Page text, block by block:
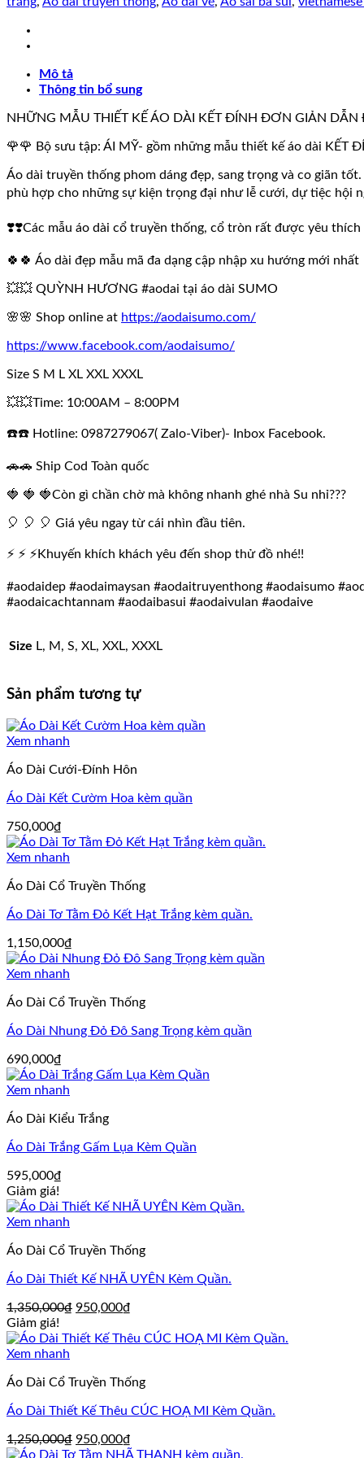
Kèm
Quần.
lượngMô tả
Thông tin bổ sung
NHỮNG MẪU THIẾT KẾ ÁO DÀI KẾT ĐÍNH ĐƠN GIẢN
🌹🌹 Bộ sưu tập: ÁI MỸ- gồm những mẫu thiết kế áo dài KẾT
Áo dài truyền thống phom dáng đẹp, sang trọng và co giãn
phù hợp cho những sự kiện trọng đại như lễ cưới, dự tiệc hội
❣️❣️Các mẫu áo dài cổ truyền thống, cổ tròn rất được yêu
🍀🍀 Áo dài đẹp mẫu mã đa dạng cập nhập xu hướng mới nhất
💥💥 QUỲNH HƯƠNG #aodai tại áo dài SUMO
🌸🌸 Shop online at https://aodaisumo.com/
https://www.facebook.com/aodaisumo/
Size S M L XL XXL XXXL
💥💥Time: 10:00AM – 8:00PM
☎️☎️ Hotline: 0987279067( Zalo-Viber)- Inbox Facebook.
🚗🚗 Ship Cod Toàn quốc
🍓 🍓 🍓Còn gì chần chờ mà không nhanh ghé nhà Su nhỉ???
🎈 🎈 🎈 Giá yêu ngay từ cái nhìn đầu tiên.
⚡ ⚡ ⚡Khuyến khích khách yêu đến shop thử đồ nhé!!
#aodaidep #aodaimaysan #aodaitruyenthong #aodaisumo
#aodaicachtannam #aodaibasui #aodaivulan #aodaive
Size L, M, S, XL, XXL, XXXL
Sản phẩm tương tự
Xem nhanh
Áo Dài Cưới-Đính Hôn
Áo Dài Kết Cườm Hoa kèm quần
750,000₫
Xem nhanh
Áo Dài Cổ Truyền Thống
Áo Dài Tơ Tằm Đỏ Kết Hạt Trắng kèm quần.
1,150,000₫
Xem nhanh
Áo Dài Cổ Truyền Thống
Áo Dài Nhung Đỏ Đô Sang Trọng kèm quần
690,000₫
Xem nhanh
Áo Dài Kiểu Trắng
Áo Dài Trắng Gấm Lụa Kèm Quần
595,000₫
Giảm giá!
Xem nhanh
Áo Dài Cổ Truyền Thống
Áo Dài Thiết Kế NHÃ UYÊN Kèm Quần.
1,350,000₫ Giá
là:
950,000₫
tại
Giảm giá!
Xem nhanh
Áo Dài Cổ Truyền Thống
Áo Dài Thiết Kế Thêu CÚC HOẠ MI Kèm Quần.
1,250,000₫ Giá
gốc
950,000₫
hiện